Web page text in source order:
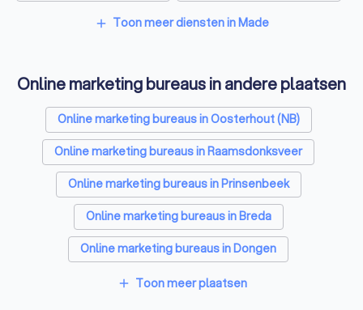
Grafisch ontwerpers in Made
add Toon meer diensten in Made
Online marketing bureaus in andere plaatsen
Online marketing bureaus in Oosterhout (NB)
Online marketing bureaus in Raamsdonksveer
Online marketing bureaus in Prinsenbeek
Online marketing bureaus in Breda
Online marketing bureaus in Dongen
Online marketing bureaus in Rijen
add Toon meer plaatsen